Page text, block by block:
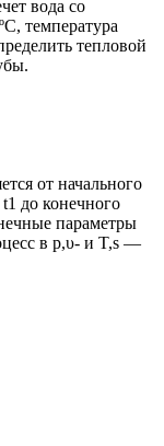
вода со
температура
тепловой
от начального
до конечного
параметры
в р,υ- и T,s —